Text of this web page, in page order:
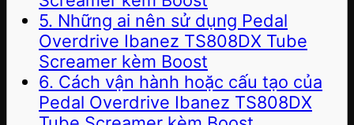
5. Những ai nên sử dụng Pedal
Overdrive Ibanez TS808DX Tube
Screamer kèm Boost
6. Cách vận hành hoặc cấu tạo của
Pedal Overdrive Ibanez TS808DX